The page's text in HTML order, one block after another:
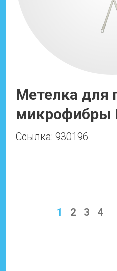
Метелка для
микрофибры
Ссылка: 930196
1 2 3 4